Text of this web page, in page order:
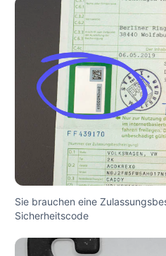
Sie brauchen eine
Sicherheitscode